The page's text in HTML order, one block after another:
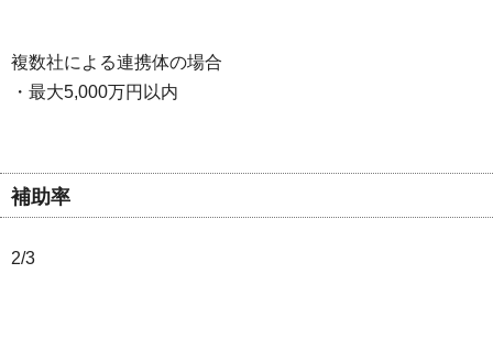
複数社による連携体の場合
・最大5,000万円以内
補助率
2/3